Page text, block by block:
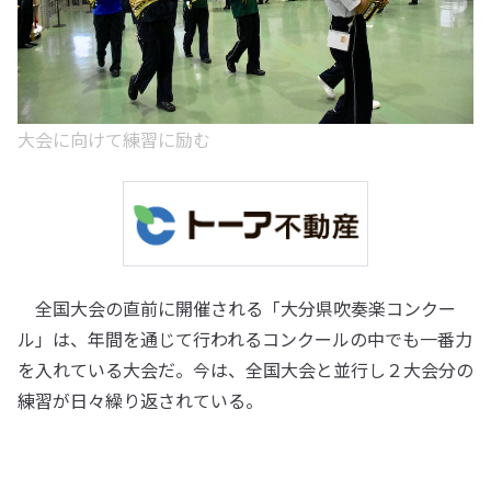
大会に向けて練習に励む
全国大会の直前に開催される「大分県吹奏楽コンクー
ル」は、年間を通じて行われるコンクールの中でも一番力
を入れている大会だ。今は、全国大会と並行し２大会分の
練習が日々繰り返されている。